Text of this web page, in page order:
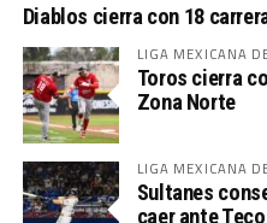
Diablos cierra con 18
LIGA MEXICANA
Toros cierra
Zona Norte
LIGA MEXICANA
Sultanes
caer ante